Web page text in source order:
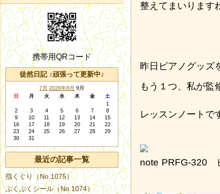
整えてまいります
昨日ピアノグッズ
もう１つ、私が監
レッスンノートで
PRFG-320
携帯用QRコード
徒然日記 ♪頑張って更新中♪
7月 2026年8月 9月
日 月 火 水 木 金 土
1
2
3 4 5 6 7
8
9
10 11 12 13 14
15
16
17 18 19 20 21
22
23
24 25 26 27 28
29
30
31
最近の記事一覧
指くぐり（No.1075）
ぷくぷくシール（No.1074）